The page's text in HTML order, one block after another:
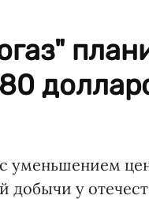
уменьшением
добычи у